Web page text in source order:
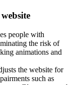
people with
the risk of
animations and
the website for
such as